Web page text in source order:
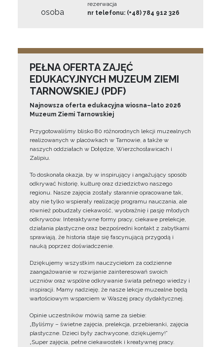
osoba
rezerwacja
nr telefonu: (+48) 784 912 326
PEŁNA OFERTA ZAJĘĆ
EDUKACYJNYCH MUZEUM ZIEMI
TARNOWSKIEJ (PDF)
Najnowsza oferta edukacyjna wiosna–lato 2026
Muzeum Ziemi Tarnowskiej
Przygotowaliśmy blisko 80 różnorodnych lekcji muzealnych
realizowanych w placówkach w Tarnowie, a także w
naszych oddziałach w Dołędze, Wierzchosławicach i
Zalipiu.
To doskonała okazja, by w inspirujący i angażujący sposób
odkrywać historię, kulturę oraz dziedzictwo naszego
regionu. Nasze zajęcia zostały starannie opracowane tak,
aby nie tylko wspierały realizację programu nauczania, ale
również pobudzały ciekawość, wyobraźnię i pasję młodych
odkrywców. Interaktywne formy pracy, ciekawe prelekcje,
działania plastyczne oraz bezpośredni kontakt z zabytkami
sprawiają, że historia staje się fascynującą przygodą i
nauką poprzez doświadczenie.
Dziękujemy wszystkim nauczycielom za codzienne
zaangażowanie w rozwijanie zainteresowań swoich
uczniów oraz wspólne odkrywanie świata pełnego wiedzy i
inspiracji. Mamy nadzieję, że nasze lekcje muzealne będą
wartościowym wsparciem w Waszej pracy dydaktycznej.
Opinie uczestników mówią same za siebie:
„Byliśmy – świetne zajęcia, prelekcja, przebieranki, zajęcia
plastyczne. Dzieci były zachwycone, dziękujemy!”
„Super zajęcia, pełne ciekawostek i kreatywnej pracy.